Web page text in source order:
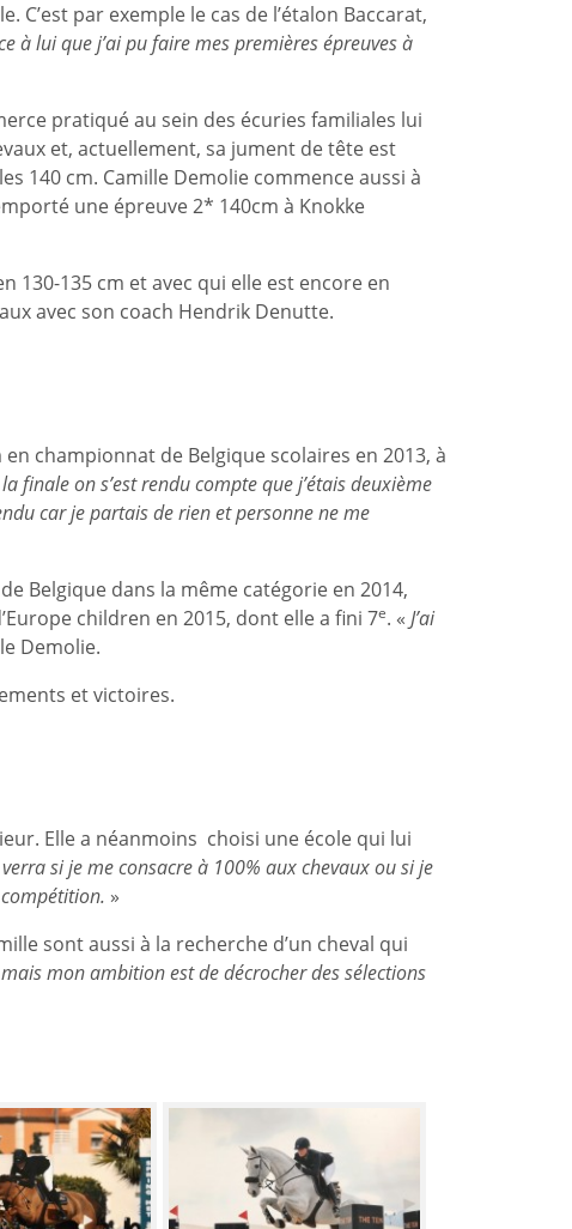
par exemple le cas de l’étalon Baccarat,
à lui que j’ai pu faire mes premières épreuves à
pratiqué au sein des écuries familiales lui
et, actuellement, sa jument de tête est
140 cm. Camille Demolie commence aussi à
une épreuve 2* 140cm à Knokke
130-135 cm et avec qui elle est encore en
avec son coach Hendrik Denutte.
championnat de Belgique scolaires en 2013, à
finale on s’est rendu compte que j’étais deuxième
car je partais de rien et personne ne me
Belgique dans la même catégorie en 2014,
children en 2015, dont elle a fini 7e. « J’ai
Demolie.
et victoires.
Elle a néanmoins choisi une école qui lui
si je me consacre à 100% aux chevaux ou si je
»
sont aussi à la recherche d’un cheval qui
mon ambition est de décrocher des sélections